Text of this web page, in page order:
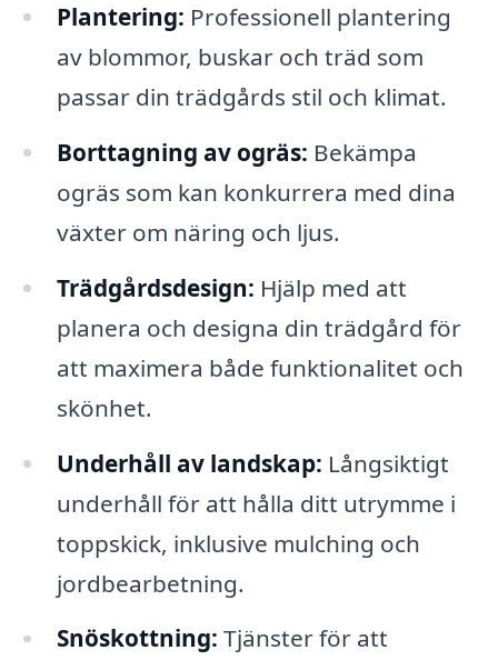
Plantering: Professionell plantering
av blommor, buskar och träd som
passar din trädgårds stil och klimat.
Borttagning av ogräs: Bekämpa
ogräs som kan konkurrera med dina
växter om näring och ljus.
Trädgårdsdesign: Hjälp med att
planera och designa din trädgård för
att maximera både funktionalitet och
skönhet.
Underhåll av landskap: Långsiktigt
underhåll för att hålla ditt utrymme i
toppskick, inklusive mulching och
jordbearbetning.
Snöskottning: Tjänster för att